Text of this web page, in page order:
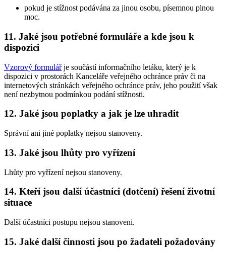
pokud je stížnost podávána za jinou osobu, písemnou plnou
moc.
11. Jaké jsou potřebné formuláře a kde jsou k
dispozici
Vzorový formulářje součástí informačního letáku, který je k
dispozici v prostorách Kanceláře veřejného ochránce práv či na
internetových stránkách veřejného ochránce práv, jeho použití však
není nezbytnou podmínkou podání stížnosti.
12. Jaké jsou poplatky a jak je lze uhradit
Správní ani jiné poplatky nejsou stanoveny.
13. Jaké jsou lhůty pro vyřízení
Lhůty pro vyřízení nejsou stanoveny.
14. Kteří jsou další účastníci (dotčení) řešení životní
situace
Další účastníci postupu nejsou stanoveni.
15. Jaké další činnosti jsou po žadateli požadovány